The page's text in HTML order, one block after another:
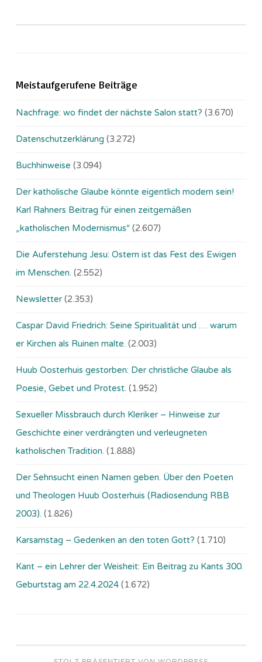
Meistaufgerufene Beiträge
Nachfrage: wo findet der nächste Salon statt? (3.670)
Datenschutzerklärung (3.272)
Buchhinweise (3.094)
Der katholische Glaube könnte eigentlich modern sein!
Karl Rahners Beitrag für einen zeitgemäßen
„katholischen Modernismus“ (2.607)
Die Auferstehung Jesu: Ostern ist das Fest des Ewigen
im Menschen. (2.552)
Newsletter (2.353)
Caspar David Friedrich: Seine Spiritualität und … warum
er Kirchen als Ruinen malte. (2.003)
Huub Oosterhuis gestorben: Der christliche Glaube als
Poesie, Gebet und Protest. (1.952)
Sexueller Missbrauch durch Kleriker – Hinweise zur
Geschichte einer verdrängten und verleugneten
katholischen Tradition. (1.888)
Der Sehnsucht einen Namen geben. Über den Poeten
und Theologen Huub Oosterhuis (Ra­dio­sen­dung RBB
2003). (1.826)
Karsamstag – Gedenken an den toten Gott? (1.710)
Kant – ein Lehrer der Weisheit: Ein Beitrag zu Kants 300.
Geburtstag am 22.4.2024 (1.672)